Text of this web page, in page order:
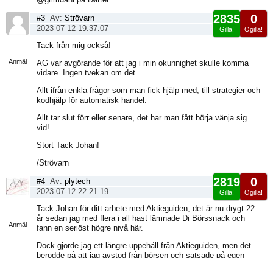
Anmäl
0
Ogilla!
2835
Gilla!
#3 Av: Strövarn
2023-07-12 19:37:07
Tack från mig också!
AG var avgörande för att jag i min okunnighet skulle komma
vidare. Ingen tvekan om det.
Allt ifrån enkla frågor som man fick hjälp med, till strategier och
kodhjälp för automatisk handel.
Allt tar slut förr eller senare, det har man fått börja vänja sig
vid!
Stort Tack Johan!
/Strövarn
Anmäl
0
Ogilla!
2819
Gilla!
#4 Av: plytech
2023-07-12 22:21:19
Tack Johan för ditt arbete med Aktieguiden, det är nu drygt 22
år sedan jag med flera i all hast lämnade Di Börssnack och
fann en seriöst högre nivå här.
Dock gjorde jag ett längre uppehåll från Aktieguiden, men det
berodde på att jag avstod från börsen och satsade på egen